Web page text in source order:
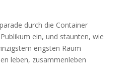
durch die Container
ein, und staunten, wie
engsten Raum
leben, zusammenleben